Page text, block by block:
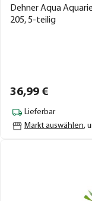
Dehner Aqua
205, 5-teilig
36,99 €
Lieferbar
Markt auswählen,